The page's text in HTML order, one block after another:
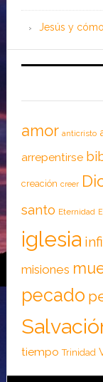
Jesús y
amor anticristo
arrepentirse
creación creer
santo Eternidad
iglesia
misiones
pecado
tiempo Trinidad